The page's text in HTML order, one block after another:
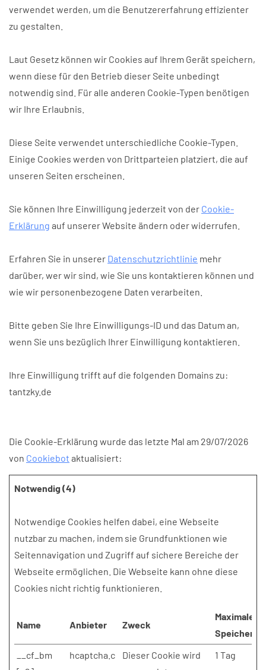
verwendet werden, um die Benutzererfahrung effizienter
zu gestalten.
Laut Gesetz können wir Cookies auf Ihrem Gerät speichern,
wenn diese für den Betrieb dieser Seite unbedingt
notwendig sind. Für alle anderen Cookie-Typen benötigen
wir Ihre Erlaubnis.
Diese Seite verwendet unterschiedliche Cookie-Typen.
Einige Cookies werden von Drittparteien platziert, die auf
unseren Seiten erscheinen.
Sie können Ihre Einwilligung jederzeit von der Cookie-
Erklärung auf unserer Website ändern oder widerrufen.
Erfahren Sie in unserer Datenschutzrichtlinie mehr
darüber, wer wir sind, wie Sie uns kontaktieren können und
wie wir personenbezogene Daten verarbeiten.
Bitte geben Sie Ihre Einwilligungs-ID und das Datum an,
wenn Sie uns bezüglich Ihrer Einwilligung kontaktieren.
Ihre Einwilligung trifft auf die folgenden Domains zu:
tantzky.de
Die Cookie-Erklärung wurde das letzte Mal am 29/07/2026
von Cookiebot aktualisiert:
Notwendig (4)
Notwendige Cookies helfen dabei, eine Webseite
nutzbar zu machen, indem sie Grundfunktionen wie
Seitennavigation und Zugriff auf sichere Bereiche der
Webseite ermöglichen. Die Webseite kann ohne diese
Cookies nicht richtig funktionieren.
Name Anbieter Zweck
Maximale
__cf_bm
hcaptcha.c
Dieser Cookie wird
1 Tag